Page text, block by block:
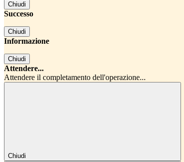
Chiudi
Successo
Chiudi
Informazione
Chiudi
Attendere...
Attendere il completamento dell'operazione...
Chiudi